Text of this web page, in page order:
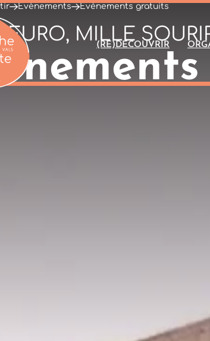
(RE)DÉCOUVRIR
Évènements Événements gratuits
EURO, MILLE